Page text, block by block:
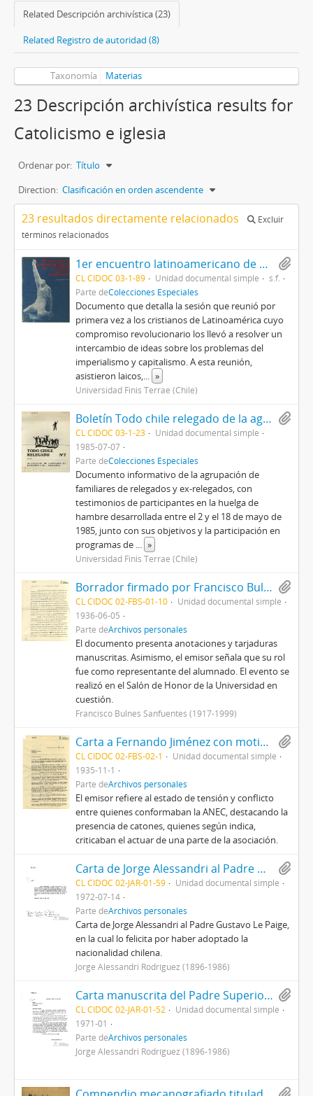
Related Descripción archivística (23)
Related Registro de autoridad (8)
Taxonomía Materias
23 Descripción archivística results for
Catolicismo e iglesia
Ordenar por: Título
Direction: Clasificación en orden ascendente
23 resultados directamente relacionados
Excluir
términos relacionados
1er encuentro latinoamericano de cristianos por el socialismo, 23-30 de abril, en Santiago, Chile
CL CIDOC 03-1-89 Unidad documental simple
s.f.
Parte deColecciones Especiales
Documento que detalla la sesión que reunió por
primera vez a los cristianos de Latinoamérica cuyo
compromiso revolucionario los llevó a resolver un
intercambio de ideas sobre los problemas del
imperialismo y capitalismo. A esta reunión,
asistieron laicos,... »
Universidad Finis Terrae (Chile)
Boletín Todo chile relegado de la agrupación de familiares de relegados y exrelegados, núm., 7, julio de 1985
CL CIDOC 03-1-23
Unidad documental simple
1985-07-07
Parte deColecciones Especiales
Documento informativo de la agrupación de
familiares de relegados y ex-relegados, con
testimonios de participantes en la huelga de
hambre desarrollada entre el 2 y el 18 de mayo de
1985, junto con sus objetivos y la participación en
programas de ... »
Universidad Finis Terrae (Chile)
Borrador firmado por Francisco Bulnes Sanfuentes de discurso celebrado en homenaje al Papa Pío XI en la Universidad Católica
CL CIDOC 02-FBS-01-10
Unidad documental simple
1936-06-05
Parte deArchivos personales
El documento presenta anotaciones y tarjaduras
manuscritas. Asimismo, el emisor señala que su rol
fue como representante del alumnado. El evento se
realizó en el Salón de Honor de la Universidad en
cuestión.
Francisco Bulnes Sanfuentes (1917-1999)
Carta a Fernando Jiménez con motivo de problematizar el estado de la ANEC
CL CIDOC 02-FBS-02-1
Unidad documental simple
1935-11-1
Parte deArchivos personales
El emisor refiere al estado de tensión y conflicto
entre quienes conformaban la ANEC, destacando la
presencia de catones, quienes según indica,
criticaban el actuar de una parte de la asociación.
Carta de Jorge Alessandri al Padre Gustavo Le Paige
CL CIDOC 02-JAR-01-59
Unidad documental simple
1972-07-14
Parte deArchivos personales
Carta de Jorge Alessandri al Padre Gustavo Le Paige,
en la cual lo felicita por haber adoptado la
nacionalidad chilena.
Jorge Alessandri Rodríguez (1896-1986)
Carta manuscrita del Padre Superior de la fraternidad Capuccina de agradecimiento por los gastos realizados para el tratamiento médico de un miembro de la fraternidad
CL CIDOC 02-JAR-01-52
Unidad documental simple
1971-01
Parte deArchivos personales
Jorge Alessandri Rodríguez (1896-1986)